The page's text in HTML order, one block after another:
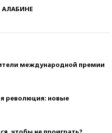
АЛАБИНЕ
международной премии
революция: новые